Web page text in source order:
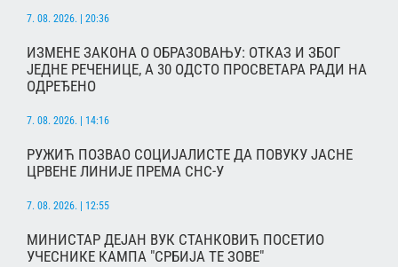
7. 08. 2026. | 20:36
ИЗМЕНЕ ЗАКОНА О ОБРАЗОВАЊУ: ОТКАЗ И ЗБОГ
ЈЕДНЕ РЕЧЕНИЦЕ, А 30 ОДСТО ПРОСВЕТАРА РАДИ НА
ОДРЕЂЕНО
7. 08. 2026. | 14:16
РУЖИЋ ПОЗВАО СОЦИЈАЛИСТЕ ДА ПОВУКУ ЈАСНЕ
ЦРВЕНЕ ЛИНИЈЕ ПРЕМА СНС-У
7. 08. 2026. | 12:55
МИНИСТАР ДЕЈАН ВУК СТАНКОВИЋ ПОСЕТИО
УЧЕСНИКЕ КАМПА "СРБИЈА ТЕ ЗОВЕ"